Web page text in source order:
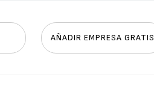
AÑADIR EMPRESA GRATIS